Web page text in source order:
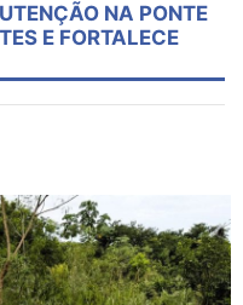
NA PONTE
E FORTALECE